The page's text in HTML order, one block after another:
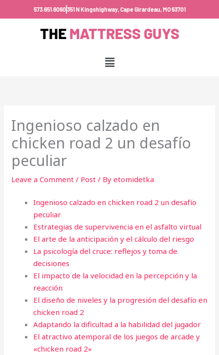
to
573.651.6060351 N Kingshighway, Cape Girardeau, MO 63701
THEMATTRESS GUYS
Menu
Ingenioso calzado en
chicken road 2 un desafío
peculiar
Leave a Comment / Post / Byetomidetka
Ingenioso calzado en chicken road 2 un desafío
peculiar
Estrategias de supervivencia en el asfalto virtual
El arte de la anticipación y el cálculo del riesgo
La psicología del cruce: reflejos y toma de
decisiones
El impacto de la velocidad en la percepción y la
reacción
El diseño de niveles y la progresión del desafío en
chicken road 2
Adaptando la dificultad a la habilidad del jugador
El atractivo atemporal de los juegos de arcade y
«chicken road 2»